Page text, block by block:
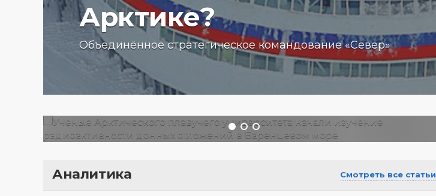
Арктике?
Объединённое стратегическое командование «Север»
Ученые Арктического плавучего
университета начали изучение
радиоактивности донных
отложений в Баренцевом море
Аналитика Смотреть все статьи